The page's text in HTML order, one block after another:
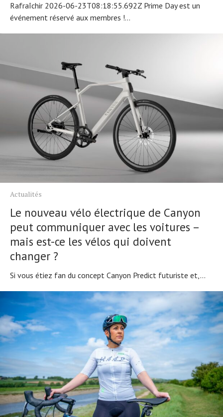
Rafraîchir 2026-06-23T08:18:55.692Z Prime Day est un
événement réservé aux membres !...
Actualités
Le nouveau vélo électrique de Canyon
peut communiquer avec les voitures –
mais est-ce les vélos qui doivent
changer ?
Si vous étiez fan du concept Canyon Predict futuriste et,...